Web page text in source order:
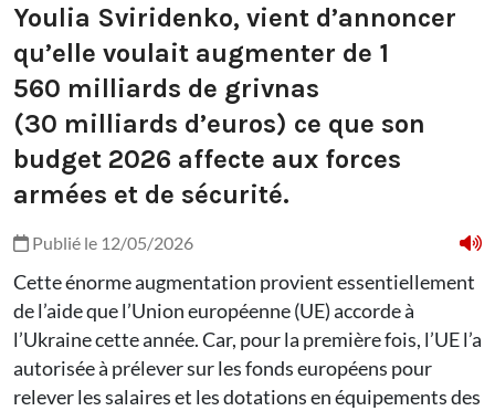
Youlia Sviridenko, vient d’annoncer
qu’elle voulait augmenter de 1
560 milliards de grivnas
(30 milliards d’euros) ce que son
budget 2026 affecte aux forces
armées et de sécurité.
Publié le 12/05/2026
Cette énorme augmentation provient essentiellement
de l’aide que l’Union européenne (UE) accorde à
l’Ukraine cette année. Car, pour la première fois, l’UE l’a
autorisée à prélever sur les fonds européens pour
relever les salaires et les dotations en équipements des